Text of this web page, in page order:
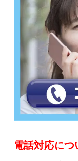
電話対応につ